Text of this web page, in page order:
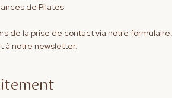
de Pilates
de la prise de contact via notre
à notre newsletter.